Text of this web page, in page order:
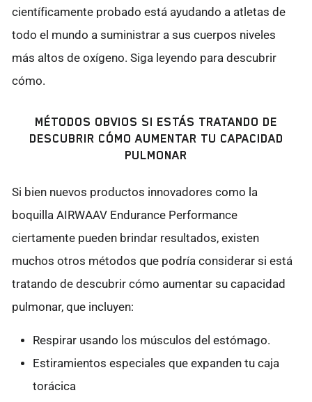
científicamente probado está ayudando a atletas de
todo el mundo a suministrar a sus cuerpos niveles
más altos de oxígeno. Siga leyendo para descubrir
cómo.
MÉTODOS OBVIOS SI ESTÁS TRATANDO DE
DESCUBRIR CÓMO AUMENTAR TU CAPACIDAD
PULMONAR
Si bien nuevos productos innovadores como la
boquilla AIRWAAV Endurance Performance
ciertamente pueden brindar resultados, existen
muchos otros métodos que podría considerar si está
tratando de descubrir cómo aumentar su capacidad
pulmonar, que incluyen:
Respirar usando los músculos del estómago.
Estiramientos especiales que expanden tu caja
torácica